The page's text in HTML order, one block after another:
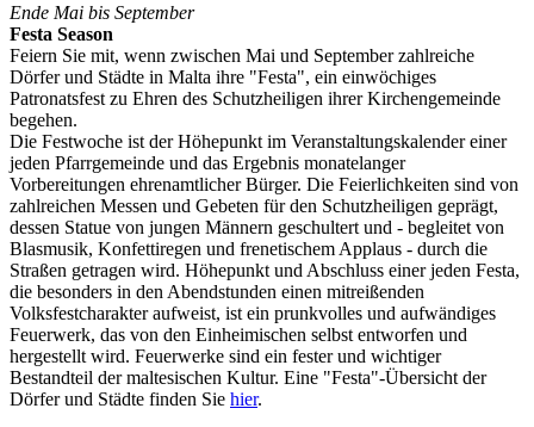
Ende Mai bis September
Festa Season
Feiern Sie mit, wenn zwischen Mai und September zahlreiche
Dörfer und Städte in Malta ihre "Festa", ein einwöchiges
Patronatsfest zu Ehren des Schutzheiligen ihrer Kirchengemeinde
begehen.
Die Festwoche ist der Höhepunkt im Veranstaltungskalender einer
jeden Pfarrgemeinde und das Ergebnis monatelanger
Vorbereitungen ehrenamtlicher Bürger. Die Feierlichkeiten sind von
zahlreichen Messen und Gebeten für den Schutzheiligen geprägt,
dessen Statue von jungen Männern geschultert und - begleitet von
Blasmusik, Konfettiregen und frenetischem Applaus - durch die
Straßen getragen wird. Höhepunkt und Abschluss einer jeden Festa,
die besonders in den Abendstunden einen mitreißenden
Volksfestcharakter aufweist, ist ein prunkvolles und aufwändiges
Feuerwerk, das von den Einheimischen selbst entworfen und
hergestellt wird. Feuerwerke sind ein fester und wichtiger
Bestandteil der maltesischen Kultur. Eine "Festa"-Übersicht der
Dörfer und Städte finden Sie hier.